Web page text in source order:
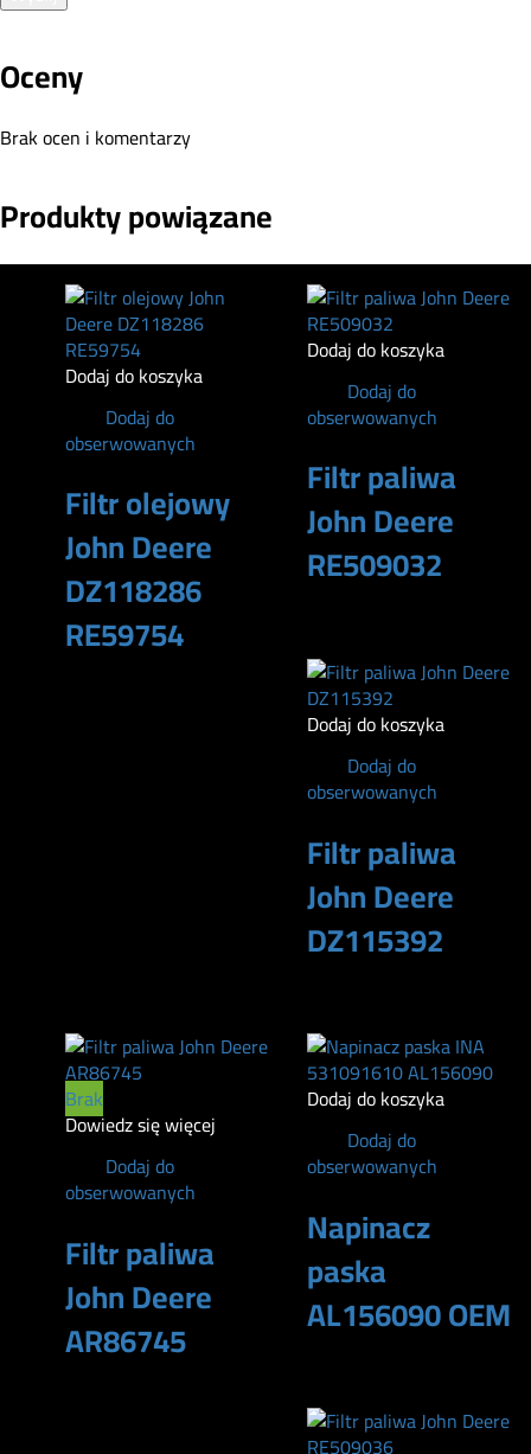
Oceny
Brak ocen i komentarzy
Produkty powiązane
Dodaj do koszyka
Dodaj do
obserwowanych
Filtr olejowy
John Deere
DZ118286
RE59754
Dodaj do koszyka
Dodaj do
obserwowanych
Filtr paliwa
John Deere
RE509032
Dodaj do koszyka
Dodaj do
obserwowanych
Filtr paliwa
John Deere
DZ115392
Brak
Dowiedz się więcej
Dodaj do
obserwowanych
Filtr paliwa
John Deere
AR86745
Dodaj do koszyka
Dodaj do
obserwowanych
Napinacz
paska
AL156090 OEM